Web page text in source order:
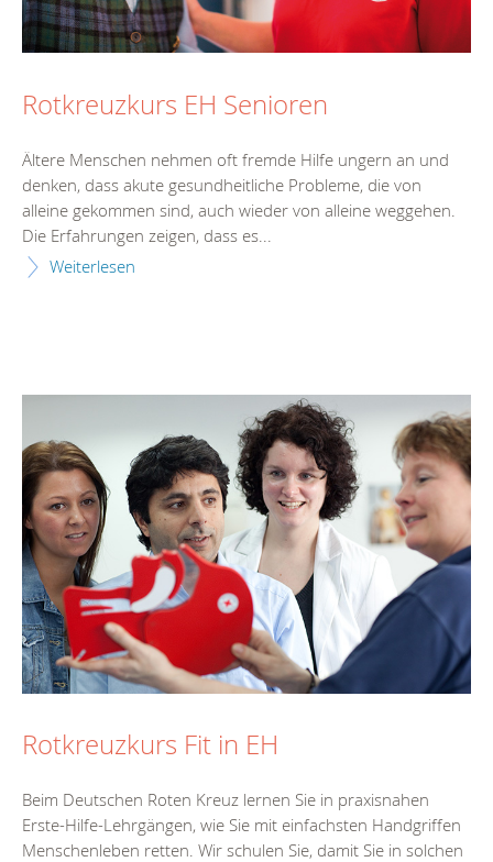
Rotkreuzkurs EH Senioren
Ältere Menschen nehmen oft fremde Hilfe ungern an und
denken, dass akute gesundheitliche Probleme, die von
alleine gekommen sind, auch wieder von alleine weggehen.
Die Erfahrungen zeigen, dass es...
Weiterlesen
Rotkreuzkurs Fit in EH
Beim Deutschen Roten Kreuz lernen Sie in praxisnahen
Erste-Hilfe-Lehrgängen, wie Sie mit einfachsten Handgriffen
Menschenleben retten. Wir schulen Sie, damit Sie in solchen